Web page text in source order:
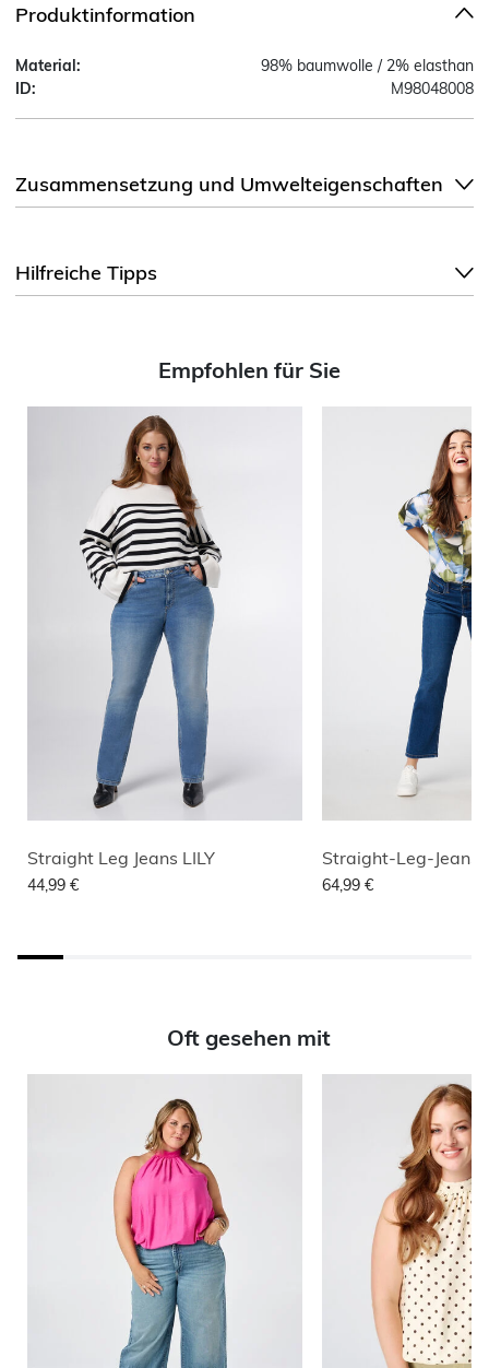
Produktinformation
Material:
98% baumwolle / 2% elasthan
ID:
M98048008
Zusammensetzung und Umwelteigenschaften
Hilfreiche Tipps
Empfohlen für Sie
Straight Leg Jeans LILY
44,99 €
Straight-Leg-Jeans
64,99 €
Oft gesehen mit